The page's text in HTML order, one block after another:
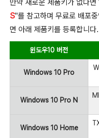
만약 새로운 제품키가 없다면
S"를 참고하며 무료로 배포
면 아래 제품키를 등록합니다.
윈도우10 버전
Windows 10 Pro
Windows 10 Pro N
Windows 10 Home